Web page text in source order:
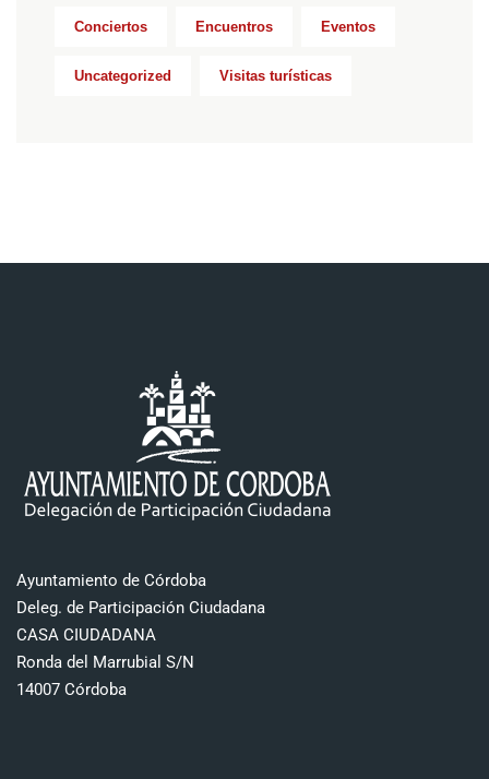
Conciertos Encuentros Eventos
Uncategorized Visitas turísticas
Ayuntamiento de Córdoba
Deleg. de Participación Ciudadana
CASA CIUDADANA
Ronda del Marrubial S/N
14007 Córdoba